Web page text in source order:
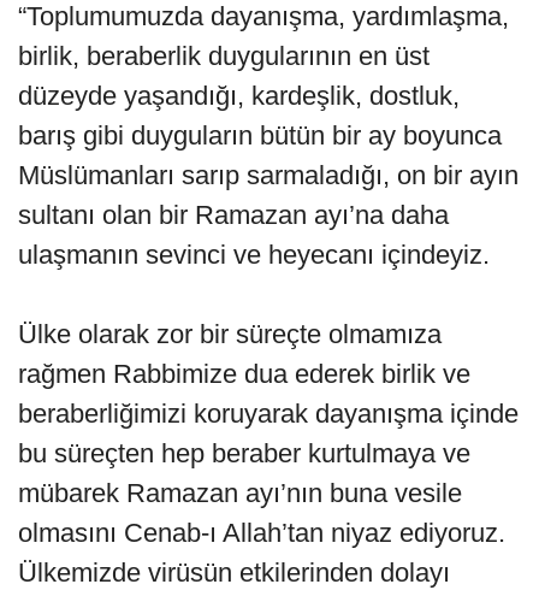
“Toplumumuzda dayanışma, yardımlaşma,
birlik, beraberlik duygularının en üst
düzeyde yaşandığı, kardeşlik, dostluk,
barış gibi duyguların bütün bir ay boyunca
Müslümanları sarıp sarmaladığı, on bir ayın
sultanı olan bir Ramazan ayı’na daha
ulaşmanın sevinci ve heyecanı içindeyiz.
Ülke olarak zor bir süreçte olmamıza
rağmen Rabbimize dua ederek birlik ve
beraberliğimizi koruyarak dayanışma içinde
bu süreçten hep beraber kurtulmaya ve
mübarek Ramazan ayı’nın buna vesile
olmasını Cenab-ı Allah’tan niyaz ediyoruz.
Ülkemizde virüsün etkilerinden dolayı